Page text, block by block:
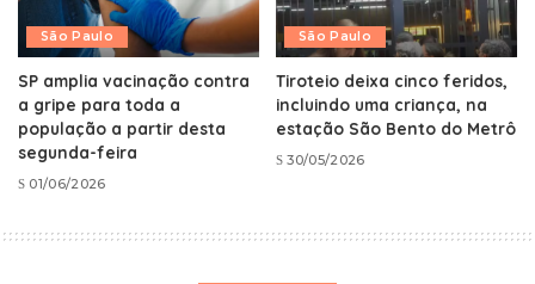
São Paulo
SP amplia vacinação contra
a gripe para toda a
população a partir desta
segunda-feira
01/06/2026
São Paulo
Tiroteio deixa cinco feridos,
incluindo uma criança, na
estação São Bento do Metrô
30/05/2026